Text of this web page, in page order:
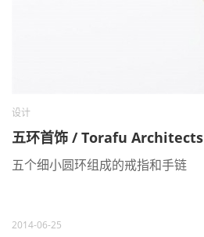
设计
五环首饰 / Torafu Architects
五个细小圆环组成的戒指和手链
2014-06-25